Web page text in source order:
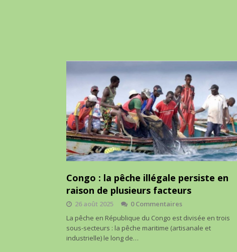
Congo : la pêche illégale persiste en
raison de plusieurs facteurs
26 août 2025
0 Commentaires
La pêche en République du Congo est divisée en trois
sous-secteurs : la pêche maritime (artisanale et
industrielle) le long de…